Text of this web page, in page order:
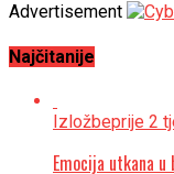
Advertisement
Najčitanije
Izložbeprije 2
Emocija utkana u